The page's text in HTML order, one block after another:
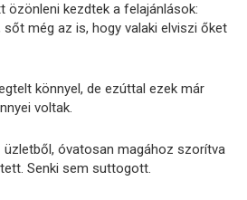
özönleni kezdtek a felajánlások:
sőt még az is, hogy valaki elviszi őket
könnyel, de ezúttal ezek már
voltak.
üzletből, óvatosan magához szorítva
Senki sem suttogott.